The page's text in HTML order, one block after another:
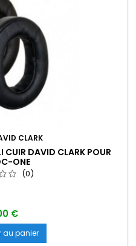
CLARK
CUIR DAVID CLARK POUR
ONE
(0)
€
au panier